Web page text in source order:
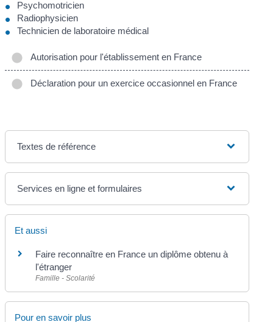
Psychomotricien
Radiophysicien
Technicien de laboratoire médical
Autorisation pour l'établissement en France
Déclaration pour un exercice occasionnel en France
Textes de référence
Services en ligne et formulaires
Et aussi
Faire reconnaître en France un diplôme obtenu à
l'étranger
Famille - Scolarité
Pour en savoir plus